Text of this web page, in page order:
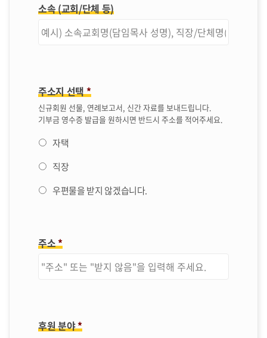
소속 (교회/단체 등)
주소지 선택*
신규회원 선물, 연례보고서, 신간 자료를 보내드립니다.
기부금 영수증 발급을 원하시면 반드시 주소를 적어주세요.
자택
직장
우편물을 받지 않겠습니다.
주소*
후원 분야*